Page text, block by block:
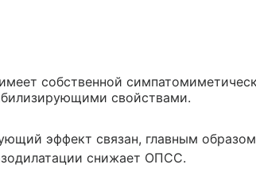
собственной
свойствами.
эффект связан, главным
снижает ОПСС.